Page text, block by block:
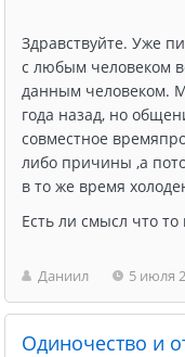
Здравствуйте. Уже
с любым человеком
данным человеком.
года назад, но
совместное
либо причины ,а
в то же время
Есть ли смысл что
Даниил 5 июля
Одиночество и